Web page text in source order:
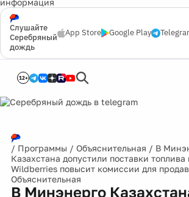
Слушайте
Серебряный
дождь
App Store Google Play
12+
/ Программы / Объяснительная / В
Казахстана допустили поставки
Wildberries повысит комиссии для
Объяснительная
В Минэнерго